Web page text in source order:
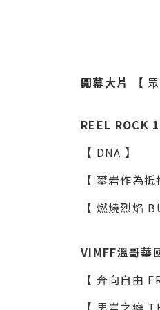
開幕大片 【
REEL ROCK
【 DNA 】
【 攀岩作為
【 燃燒烈焰
VIMFF溫哥華
【 奔向自由